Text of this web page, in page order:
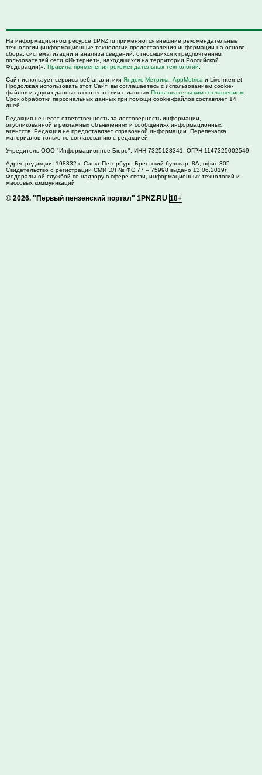
На информационном ресурсе 1PNZ.ru применяются внешние рекомендательные
технологии (информационные технологии предоставления информации на основе
сбора, систематизации и анализа сведений, относящихся к предпочтениям
пользователей сети «Интернет», находящихся на территории Российской
Федерации)». Правила применения рекомендательных технологий
Сайт использует сервисы веб-аналитики Яндекс Метрика AppMetrica и LiveInternet.
Продолжая использовать этот Сайт, вы соглашаетесь с использованием cookie-
файлов и других данных в соответствии с данным Пользовательским соглашением
Срок обработки персональных данных при помощи cookie-файлов составляет 14
дней.
Редакция не несет ответственность за достоверность информации,
опубликованной в рекламных объявлениях и сообщениях информационных
агентств. Редакция не предоставляет справочной информации. Перепечатка
материалов только по согласованию с редакцией.
Учредитель ООО "Информационное Бюро". ИНН 7325128341, ОГРН 1147325002549
Адрес редакции: 198332 г. Санкт-Петербург, Брестский бульвар, 8А, офис 305
Свидетельство о регистрации СМИ ЭЛ № ФС 77 – 75998 выдано 13.06.2019г.
Федеральной службой по надзору в сфере связи, информационных технологий и
массовых коммуникаций
© 2026. "Первый пензенский портал" 1PNZ.RU 18+